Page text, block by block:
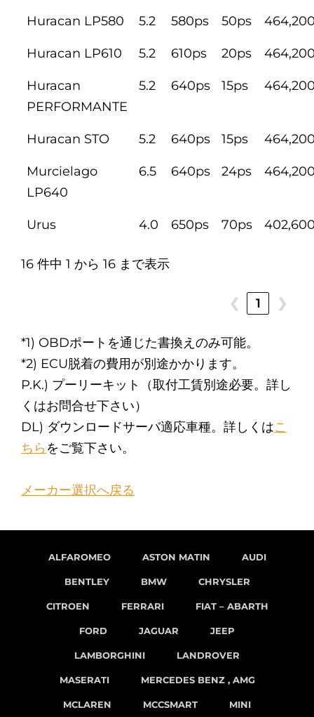
Huracan LP580 5.2 580ps 50ps
Huracan LP610 5.2 610ps 20ps
Huracan
PERFORMANTE
5.2 640ps 15ps
Huracan STO 5.2 640ps 15ps
Murcielago
LP640
6.5 640ps 24ps
Urus 4.0 650ps 70ps
16 件中 1 から 16 まで表示
❮ 1 ❯
*1) OBDポートを通じた書換えのみ可能。
*2) ECU脱着の費用が別途かかります。
P.K.) プーリーキット（取付工賃別途必要。詳し
くはお問合せ下さい）
DL) ダウンロードサーバ適応車種。詳しくはこ
ちら をご覧下さい。
メーカー選択へ戻る
ALFAROMEO ASTON MATIN AUDI
BENTLEY BMW CHRYSLER
CITROEN FERRARI FIAT – ABARTH
FORD JAGUAR JEEP
LAMBORGHINI LANDROVER
MASERATI MERCEDES BENZ , AMG
MCLAREN MCCSMART MINI